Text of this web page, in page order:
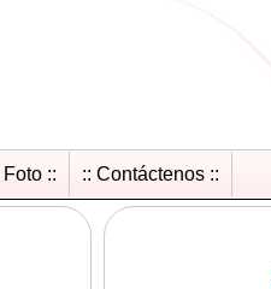
::
:: Contáctenos ::